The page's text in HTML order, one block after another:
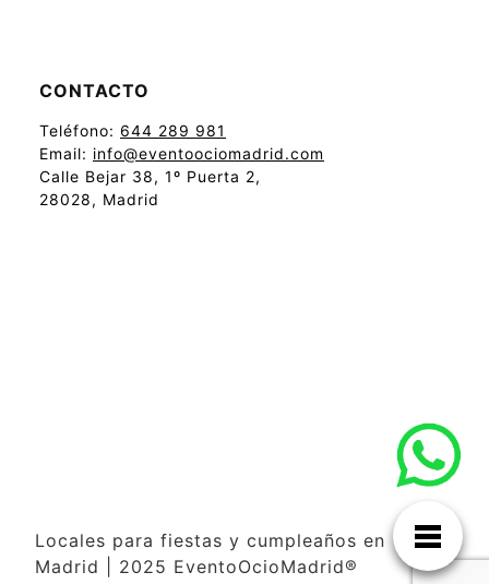
CONTACTO
Teléfono: 644 289 981
Email: info@eventoociomadrid.com
Calle Bejar 38, 1º Puerta 2,
28028, Madrid
Locales para fiestas y cumpleaños en
Madrid | 2025 EventoOcioMadrid®